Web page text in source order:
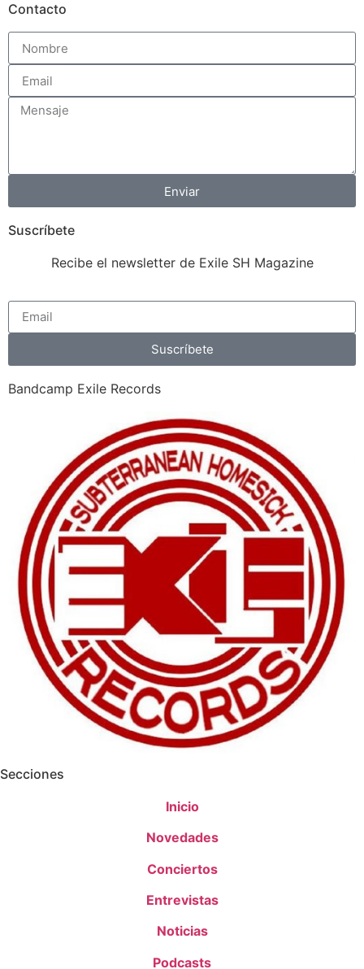
Contacto
Enviar
Suscríbete
Recibe el newsletter de Exile SH Magazine
Suscríbete
Bandcamp Exile Records
Secciones
Inicio
Novedades
Conciertos
Entrevistas
Noticias
Podcasts